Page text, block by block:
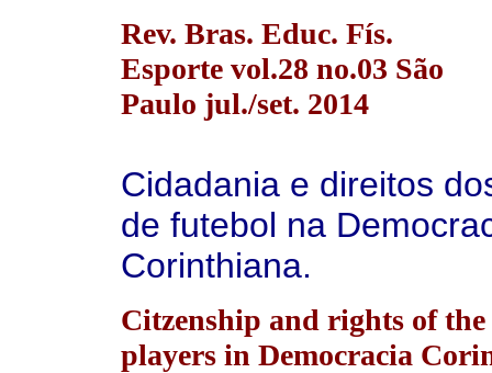
Rev. Bras. Educ. Fís.
Esporte vol.28 no.03 São
Paulo jul./set. 2014
Cidadania e direitos
de futebol na
Corinthiana.
Citzenship and rights of
players in Democracia